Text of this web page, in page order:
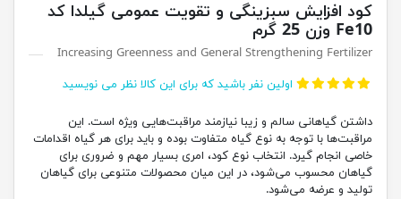
کود افزایش سبزینگی و تقویت عمومی گیلدا کد
Fe10 وزن 25 گرم
Increasing Greenness and General Strengthening Fertilizer
اولین نفر باشید که برای این کالا نظر می نویسید
داشتن گیاهانی سالم و زیبا نیازمند مراقبت‌هایی ویژه است. این
مراقبت‌ها با توجه به نوع گیاه متفاوت بوده و باید برای هر گیاه اقدامات
خاصی انجام گیرد. انتخاب نوع کود، امری بسیار مهم و ضروری برای
گیاهان محسوب می‌شود، در این میان محصولات متنوعی برای گیاهان
تولید و عرضه می‌شود.